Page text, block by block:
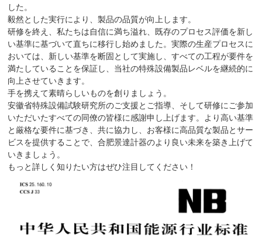
した。
毅然とした実行により、製品の品質が向上します。
研修を終え、私たちは自信に満ち溢れ、既存のプロセス評価を新し
い基準に基づいて直ちに移行し始めました。実際の生産プロセスに
おいては、新しい基準を断固として実施し、すべての工程が要件を
満たしていることを保証し、当社の特殊設備製品レベルを継続的に
向上させていきます。
手を携えて素晴らしいものを創りましょう。
安徽省特殊設備試験研究所のご支援とご指導、そして研修にご参加
いただいたすべての同僚の皆様に感謝申し上げます。より高い基準
と厳格な要件に基づき、共に協力し、お客様に高品質な製品とサー
ビスを提供することで、合肥景達計器のより良い未来を築き上げて
いきましょう。
もっと詳しく知りたい方はぜひ注目してください！